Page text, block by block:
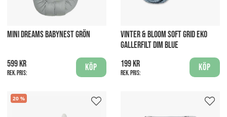
MINI DREAMS BABYNEST GRÖN
599 kr
Rek. pris:
Köp
VINTER & BLOOM SOFT GRID EKO
GALLERFILT DIM BLUE
199 kr
Rek. pris:
Köp
20